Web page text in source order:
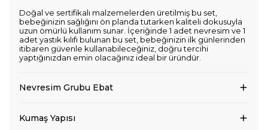
Doğal ve sertifikalı malzemelerden üretilmiş bu set,
bebeğinizin sağlığını ön planda tutarken kaliteli dokusuyla
uzun ömürlü kullanım sunar. İçeriğinde 1 adet nevresim ve 1
adet yastık kılıfı bulunan bu set, bebeğinizin ilk günlerinden
itibaren güvenle kullanabileceğiniz, doğru tercihi
yaptığınızdan emin olacağınız ideal bir üründür.
Nevresim Grubu Ebat
Kumaş Yapısı